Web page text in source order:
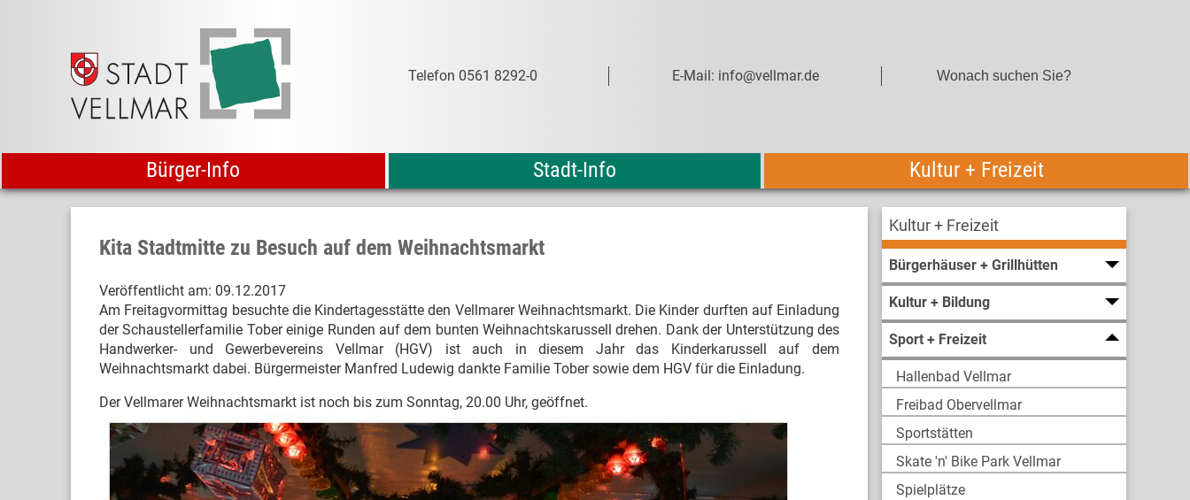
Telefon 0561 8292-0 E-Mail: info@vellmar.de
Bürger-Info Stadt-Info Kultur + Freizeit
Kultur + Freizeit
Bürgerhäuser + Grillhütten
Kultur + Bildung
Sport + Freizeit
Hallenbad Vellmar
Freibad Obervellmar
Sportstätten
Skate 'n' Bike Park Vellmar
Spielplätze
Kita Stadtmitte zu Besuch auf dem Weihnachtsmarkt
Veröffentlicht am: 09.12.2017
Am Freitagvormittag besuchte die Kindertagesstätte den Vellmarer Weihnachtsmarkt. Die Kinder durften auf Einladung
der Schaustellerfamilie Tober einige Runden auf dem bunten Weihnachtskarussell drehen. Dank der Unterstützung des
Handwerker- und Gewerbevereins Vellmar (HGV) ist auch in diesem Jahr das Kinderkarussell auf dem
Weihnachtsmarkt dabei. Bürgermeister Manfred Ludewig dankte Familie Tober sowie dem HGV für die Einladung.
Der Vellmarer Weihnachtsmarkt ist noch bis zum Sonntag, 20.00 Uhr, geöffnet.